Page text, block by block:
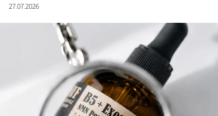
27.07.2026